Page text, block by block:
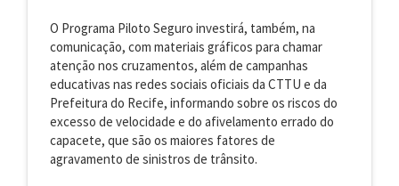
O Programa Piloto Seguro investirá, também, na
comunicação, com materiais gráficos para chamar
atenção nos cruzamentos, além de campanhas
educativas nas redes sociais oficiais da CTTU e da
Prefeitura do Recife, informando sobre os riscos do
excesso de velocidade e do afivelamento errado do
capacete, que são os maiores fatores de
agravamento de sinistros de trânsito.